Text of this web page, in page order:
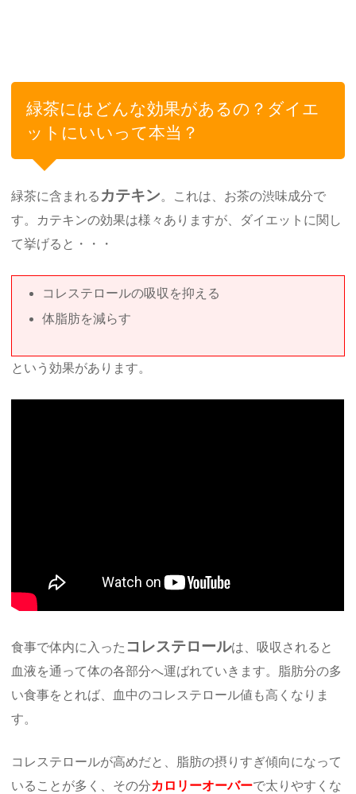
緑茶にはどんな効果があるの？ダイエ
ットにいいって本当？
緑茶に含まれる カテキン。これは、お茶の渋味成分で
す。カテキンの効果は様々ありますが、ダイエットに関し
て挙げると・・・
コレステロールの吸収を抑える
体脂肪を減らす
という効果があります。
食事で体内に入った コレステロールは、吸収されると
血液を通って体の各部分へ運ばれていきます。脂肪分の多
い食事をとれば、血中のコレステロール値も高くなりま
す。
コレステロールが高めだと、脂肪の摂りすぎ傾向になって
いることが多く、その分カロリーオーバーで太りやすくな